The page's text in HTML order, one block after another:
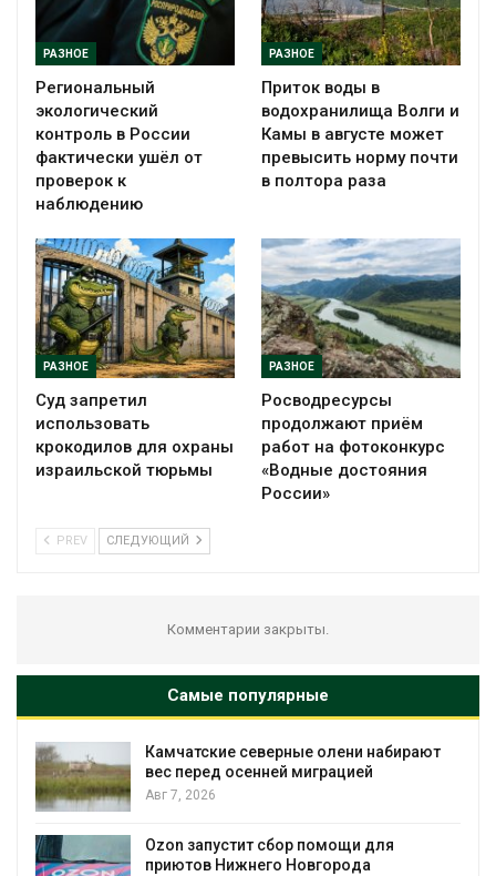
РАЗНОЕ
Региональный
экологический
контроль в России
фактически ушёл от
проверок к
наблюдению
РАЗНОЕ
Приток воды в
водохранилища Волги и
Камы в августе может
превысить норму почти
в полтора раза
РАЗНОЕ
Суд запретил
использовать
крокодилов для охраны
израильской тюрьмы
РАЗНОЕ
Росводресурсы
продолжают приём
работ на фотоконкурс
«Водные достояния
России»
PREV СЛЕДУЮЩИЙ
Комментарии закрыты.
Самые популярные
Камчатские северные олени набирают
вес перед осенней миграцией
Авг 7, 2026
Ozon запустит сбор помощи для
приютов Нижнего Новгорода